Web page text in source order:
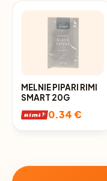
MELNIE PIPARI RIMI
SMART 20G
0.34 €